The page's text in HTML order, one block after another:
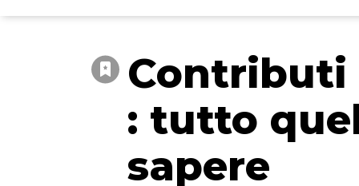
ISEE (Indicatore della
Situazione Economica
Lavoro autonomo
Contributi
: tutto
sapere